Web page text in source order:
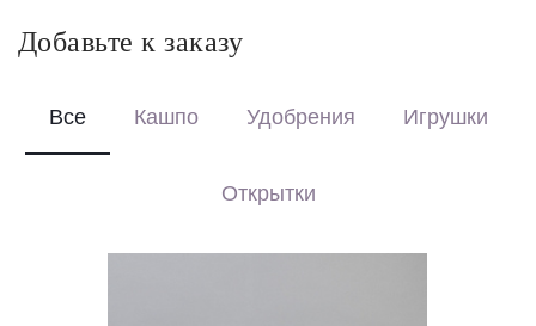
От 18°С до 25°С, растение любит свежий воздух и
Полив
в теплую воду. Полив и опрыскивание только мягкой или
Влажность воздуха:
Добавьте к заказу
Все Кашпо Удобрения Игрушки
Открытки